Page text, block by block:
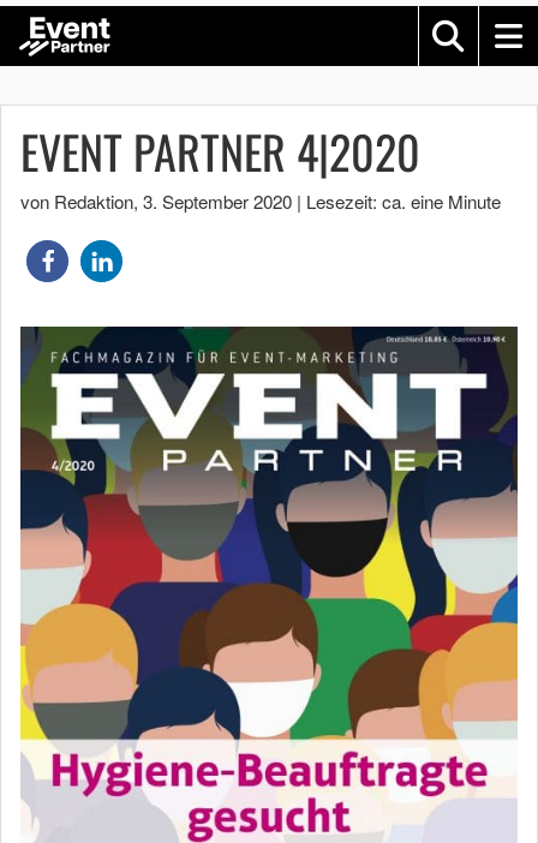
EVENT PARTNER 4|2020
von Redaktion, 3. September 2020 | Lesezeit: ca. eine Minute